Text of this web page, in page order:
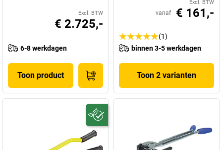
Excl. BTW
€ 2.725,-
6-8 werkdagen
Toon product
Excl. BTW
vanaf € 161,-
(1)
binnen 3-5 werkdagen
Toon 2 varianten